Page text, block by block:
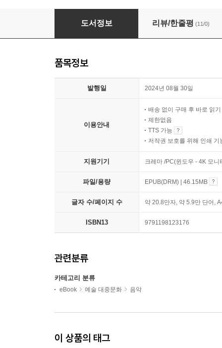
당신의 음악 취향은
도서정보 리뷰/한줄평 (11/0)
품목정보
발행일 2024년 08월 30일
이용안내
배송 없이 구매 후 바로 읽기
제한없음
TTS 가능
저작권 보호를 위해 인쇄 기
지원기기 크레마 /PC(윈도우 - 4K 모
파일/용량 EPUB(DRM) | 46.15MB
글자 수/페이지 수 약 20.8만자, 약 5.9만 단어,
ISBN13 9791198123176
관련분류
카테고리 분류
eBook 예술 대중문화 음악
이 상품의 태그